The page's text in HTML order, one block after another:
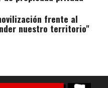
frente al
nuestro territorio"